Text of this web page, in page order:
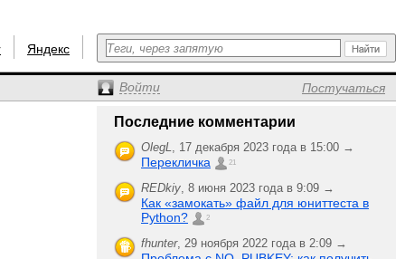
Яндекс
Войти Постучаться
Последние комментарии
OlegL, 17 декабря 2023 года в 15:00 →
Перекличка 21
REDkiy, 8 июня 2023 года в 9:09 →
Как «замокать» файл для юниттеста в
Python?
2
fhunter, 29 ноября 2022 года в 2:09 →